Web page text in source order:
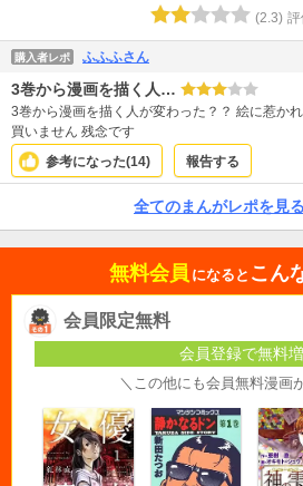
(2.3) 評
購入者レポ ふふふさん
3巻から漫画を描く人…
3巻から漫画を描く人が変わった？？ 絵に惹か
買いません 残念です
参考になった(14) 報告する
全てのまんがレポを見
無料会員 になると こん
会員限定無料
会員登録で無料
＼この他にも会員無料漫画